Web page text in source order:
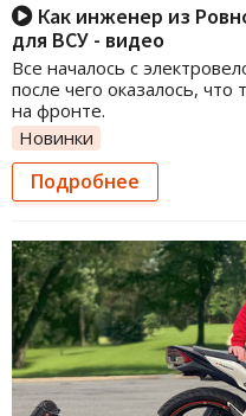
Как инженер из
для ВСУ - видео
Все началось с
после чего оказалось, что
на фронте.
Новинки
Подробнее